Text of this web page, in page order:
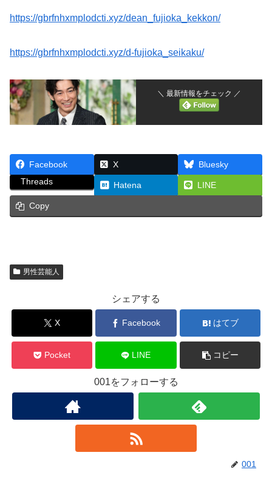
https://gbrfnhxmplodcti.xyz/dean_fujioka_kekkon/
https://gbrfnhxmplodcti.xyz/d-fujioka_seikaku/
＼ 最新情報をチェック ／
Facebook X
Bluesky
Threads
Hatena LINE
Copy
男性芸能人
シェアする
X Facebook はてブ
Pocket LINE コピー
001をフォローする
001